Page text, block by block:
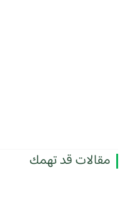
مقالات قد تهمك